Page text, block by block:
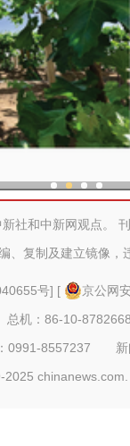
社和中新网观点。
、复制及建立镜像，
号] [
京公网
总机：86-10-
0991-8557237